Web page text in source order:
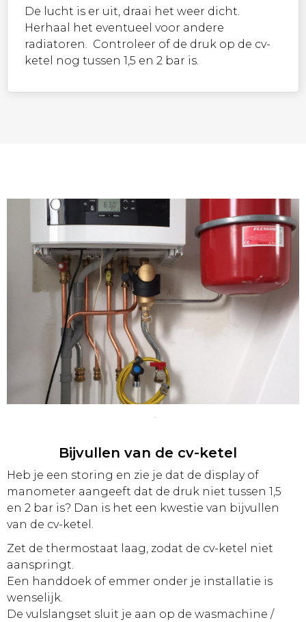
De lucht is er uit, draai het weer dicht.
Herhaal het eventueel voor andere
radiatoren. Controleer of de druk op de cv-
ketel nog tussen 1,5 en 2 bar is.
Bijvullen van de cv-ketel
Heb je een storing en zie je dat de display of
manometer aangeeft dat de druk niet tussen 1,5
en 2 bar is? Dan is het een kwestie van bijvullen
van de cv-ketel.
Zet de thermostaat laag, zodat de cv-ketel niet
aanspringt.
Een handdoek of emmer onder je installatie is
wenselijk.
De vulslangset sluit je aan op de wasmachine /